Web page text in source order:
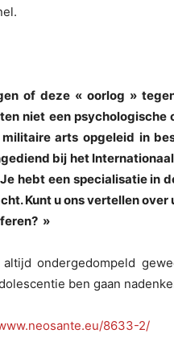
of deze « oorlog »
niet een
militaire arts opgeleid in
bij het
hebt een specialisatie in
Kunt u ons vertellen
»
ondergedompeld
ben gaan
8633-2/